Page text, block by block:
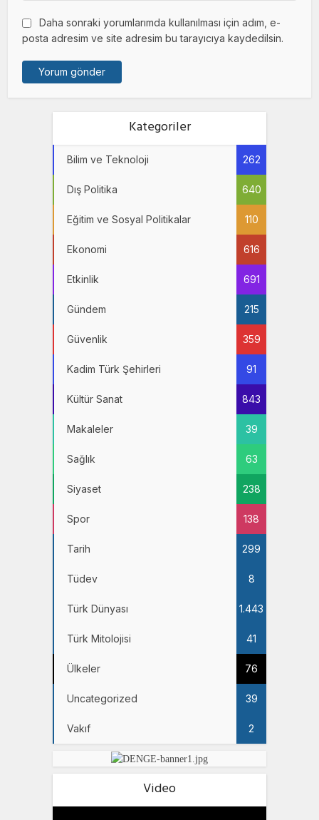
Daha sonraki yorumlarımda kullanılması için adım, e-
posta adresim ve site adresim bu tarayıcıya kaydedilsin.
Kategoriler
Bilim ve Teknoloji 262
Dış Politika 640
Eğitim ve Sosyal Politikalar 110
Ekonomi 616
Etkinlik 691
Gündem 215
Güvenlik 359
Kadim Türk Şehirleri 91
Kültür Sanat 843
Makaleler 39
Sağlık 63
Siyaset 238
Spor 138
Tarih 299
Tüdev 8
Türk Dünyası 1.443
Türk Mitolojisi 41
Ülkeler 76
Uncategorized 39
Vakıf 2
Video